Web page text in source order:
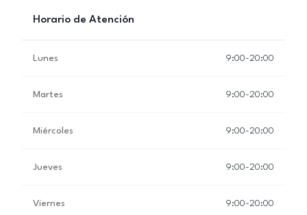
Horario de Atención
Lunes 9:00-20:00
Martes 9:00-20:00
Miércoles 9:00-20:00
Jueves 9:00-20:00
Viernes 9:00-20:00